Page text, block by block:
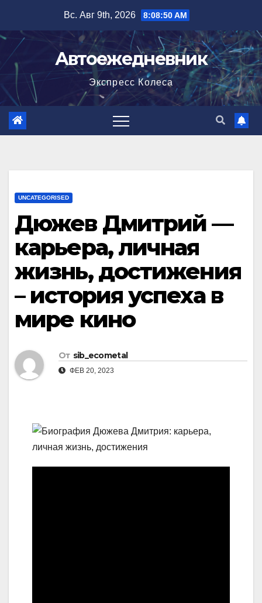
содержимому
Вс. Авг 9th, 2026 8:08:52 AM
Автоежедневник
Экспресс Колеса
UNCATEGORISED
Дюжев Дмитрий —
карьера, личная
жизнь, достижения
– история успеха в
мире кино
От sib_ecometal
ФЕВ 20, 2023